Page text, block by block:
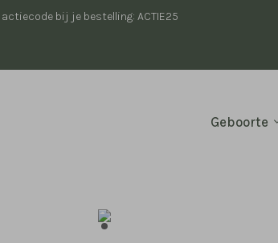
actiecode bij je bestelling: ACTIE25
Geboorte